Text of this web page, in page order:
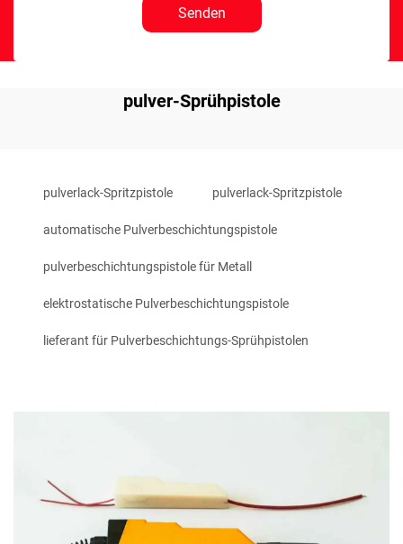
Senden
pulver-Sprühpistole
pulverlack-Spritzpistole pulverlack-Spritzpistole
automatische Pulverbeschichtungspistole
pulverbeschichtungspistole für Metall
elektrostatische Pulverbeschichtungspistole
lieferant für Pulverbeschichtungs-Sprühpistolen